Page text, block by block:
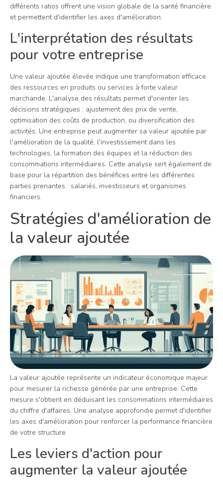
différents ratios offrent une vision globale de la santé financière
et permettent d'identifier les axes d'amélioration.
L'interprétation des résultats
pour votre entreprise
Une valeur ajoutée élevée indique une transformation efficace
des ressources en produits ou services à forte valeur
marchande. L'analyse des résultats permet d'orienter les
décisions stratégiques : ajustement des prix de vente,
optimisation des coûts de production, ou diversification des
activités. Une entreprise peut augmenter sa valeur ajoutée par
l'amélioration de la qualité, l'investissement dans les
technologies, la formation des équipes et la réduction des
consommations intermédiaires. Cette analyse sert également de
base pour la répartition des bénéfices entre les différentes
parties prenantes : salariés, investisseurs et organismes
financiers.
Stratégies d'amélioration de
la valeur ajoutée
La valeur ajoutée représente un indicateur économique majeur
pour mesurer la richesse générée par une entreprise. Cette
mesure s'obtient en déduisant les consommations intermédiaires
du chiffre d'affaires. Une analyse approfondie permet d'identifier
les axes d'amélioration pour renforcer la performance financière
de votre structure.
Les leviers d'action pour
augmenter la valeur ajoutée